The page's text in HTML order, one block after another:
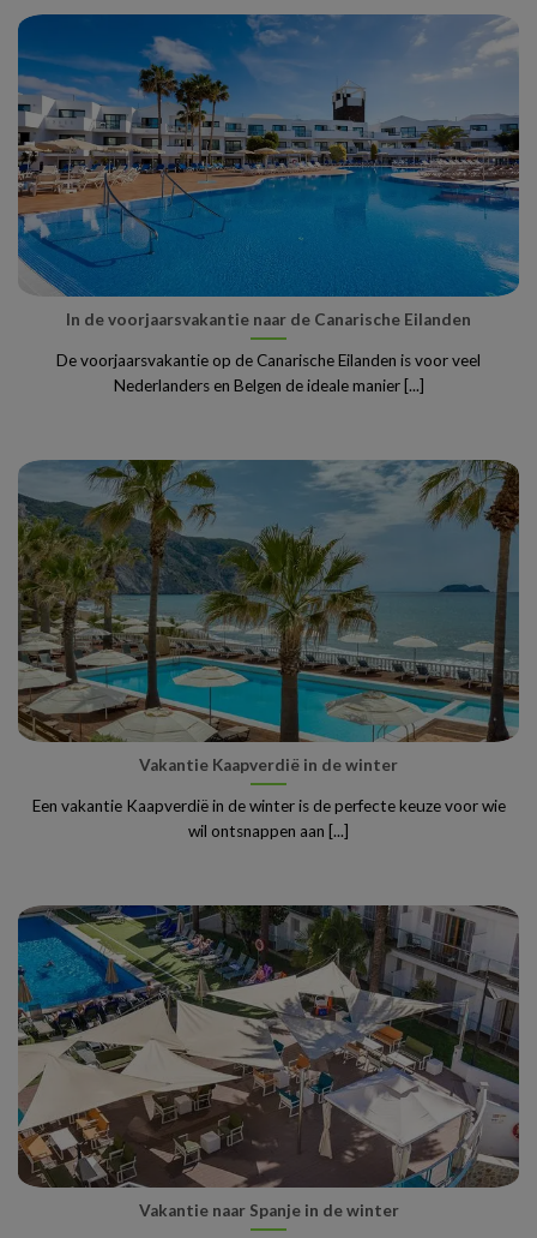
In de voorjaarsvakantie naar de Canarische Eilanden
De voorjaarsvakantie op de Canarische Eilanden is voor veel
Nederlanders en Belgen de ideale manier [...]
Vakantie Kaapverdië in de winter
Een vakantie Kaapverdië in de winter is de perfecte keuze voor wie
wil ontsnappen aan [...]
Vakantie naar Spanje in de winter